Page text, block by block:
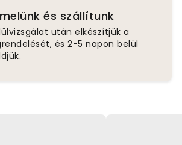
és szállítunk
után elkészítjük a
és 2-5 napon belül